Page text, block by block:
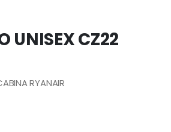
UNISEX CZ22
RYANAIR